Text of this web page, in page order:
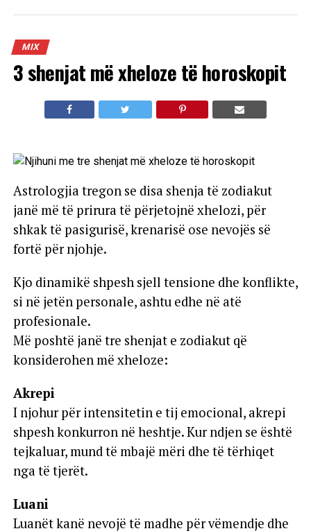
MIX
3 shenjat më xheloze të horoskopit
Astrologjia tregon se disa shenja të zodiakut
janë më të prirura të përjetojnë xhelozi, për
shkak të pasigurisë, krenarisë ose nevojës së
fortë për njohje.
Kjo dinamikë shpesh sjell tensione dhe konflikte,
si në jetën personale, ashtu edhe në atë
profesionale.
Më poshtë janë tre shenjat e zodiakut që
konsiderohen më xheloze:
Akrepi
I njohur për intensitetin e tij emocional, akrepi
shpesh konkurron në heshtje. Kur ndjen se është
tejkaluar, mund të mbajë mëri dhe të tërhiqet
nga të tjerët.
Luani
Luanët kanë nevojë të madhe për vëmendje dhe